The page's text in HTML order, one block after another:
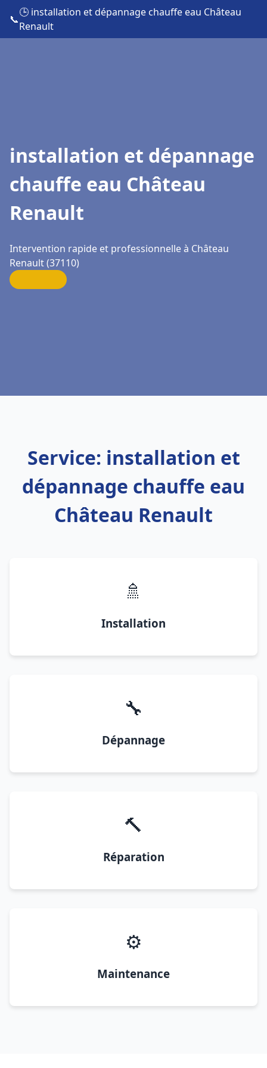
📞
🕒 installation et dépannage chauffe eau Château
Renault
installation et dépannage
chauffe eau Château
Renault
Intervention rapide et professionnelle à Château
Renault (37110)
Service: installation et
dépannage chauffe eau
Château Renault
🚿
Installation
🔧
Dépannage
🔨
Réparation
⚙️
Maintenance